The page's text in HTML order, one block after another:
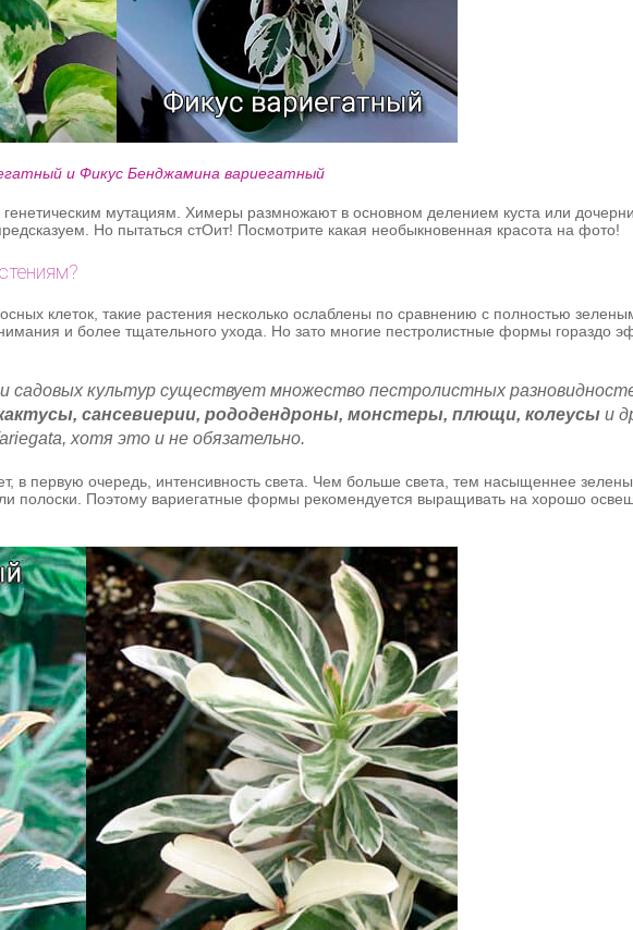
и Фикус Бенджамина вариегатный
генетическим мутациям. Химеры размножают в основном делением куста или
Но пытаться стОит! Посмотрите какая необыкновенная красота на фото!
клеток, такие растения несколько ослаблены по сравнению с полностью
и более тщательного ухода. Но зато многие пестролистные формы гораздо
садовых культур существует множество пестролистных
сансевиерии, рододендроны, монстеры, плющи, колеусы и
хотя это и не обязательно.
в первую очередь, интенсивность света. Чем больше света, тем насыщеннее
полоски. Поэтому вариегатные формы рекомендуется выращивать на хорошо